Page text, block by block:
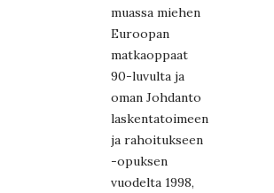
muassa miehen
Euroopan
matkaoppaat
90-luvulta ja
oman Johdanto
laskentatoimeen
ja rahoitukseen
-opuksen
vuodelta 1998,